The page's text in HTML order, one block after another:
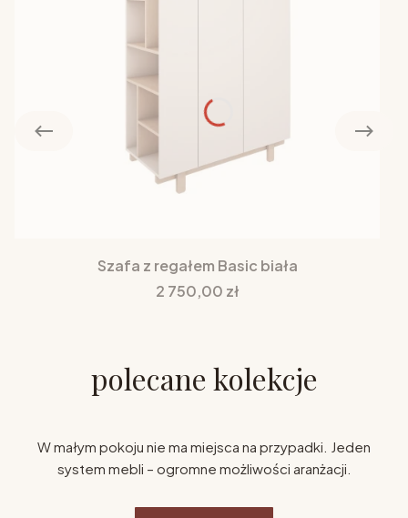
Szafa z regałem Basic biała
Cena
2 750,00 zł
polecane kolekcje
W małym pokoju nie ma miejsca na przypadki. Jeden
system mebli – ogromne możliwości aranżacji.